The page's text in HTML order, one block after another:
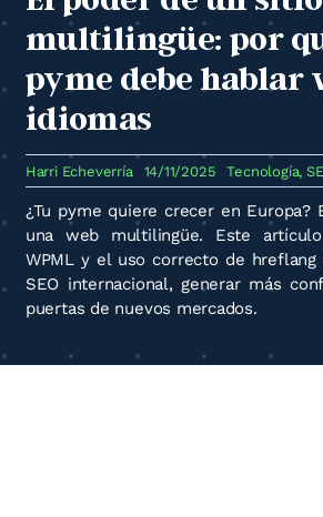
multilingüe: por
pyme debe hablar
idiomas
Harri Echeverría 14/11/2025 Tecnología,
¿Tu pyme quiere crecer en Europa?
una web multilingüe. Este
WPML y el uso correcto de
SEO internacional, generar más
puertas de nuevos mercados.